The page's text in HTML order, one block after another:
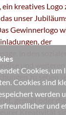
Cookies, um
Cookies sind
werden
und
ein kreatives Logo
unser
Gewinnerlogo
der
zu sehen
gemalt oder